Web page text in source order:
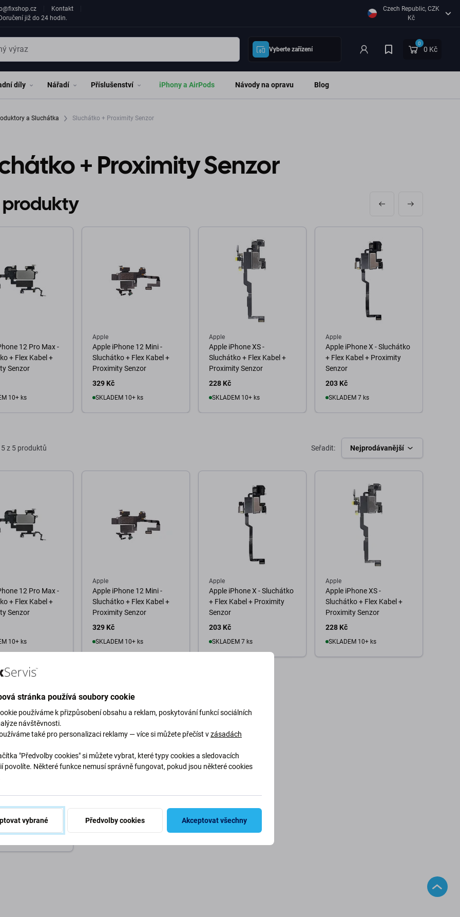
Kontakt
již do 24 hodin.
Czech Republic, CZK
Kč
Vyberte zařízení
0
0 Kč
díly Nářadí Příslušenství iPhony a AirPods Návody na opravu Blog
a Sluchátka Sluchátko + Proximity Senzor
+ Proximity Senzor
produkty
12 Pro Max -
+ Flex Kabel +
Senzor
10+ ks
Apple
Apple iPhone 12 Mini -
Sluchátko + Flex Kabel +
Proximity Senzor
329 Kč
SKLADEM 10+ ks
Apple
Apple iPhone XS -
Sluchátko + Flex Kabel +
Proximity Senzor
228 Kč
SKLADEM 10+ ks
Apple
Apple iPhone X - Sluchátko
+ Flex Kabel + Proximity
Senzor
203 Kč
SKLADEM 7 ks
5 z 5 produktů Seřadit: Nejprodávanější
12 Pro Max -
+ Flex Kabel +
Senzor
10+ ks
košíku
Apple
Apple iPhone 12 Mini -
Sluchátko + Flex Kabel +
Proximity Senzor
329 Kč
SKLADEM 10+ ks
Apple
Apple iPhone X - Sluchátko
+ Flex Kabel + Proximity
Senzor
203 Kč
SKLADEM 7 ks
Apple
Apple iPhone XS -
Sluchátko + Flex Kabel +
Proximity Senzor
228 Kč
SKLADEM 10+ ks
+ Flex Kabel +
Senzor
10+ ks
stránka používá soubory cookie
používáme k přizpůsobení obsahu a reklam, poskytování funkcí sociálních
návštěvnosti.
také pro personalizaci reklamy — více si můžete přečíst vzásadách
"Předvolby cookies" si můžete vybrat, které typy cookies a sledovacích
povolíte. Některé funkce nemusí správně fungovat, pokud jsou některé cookies
vybrané Předvolby cookies Akceptovat všechny